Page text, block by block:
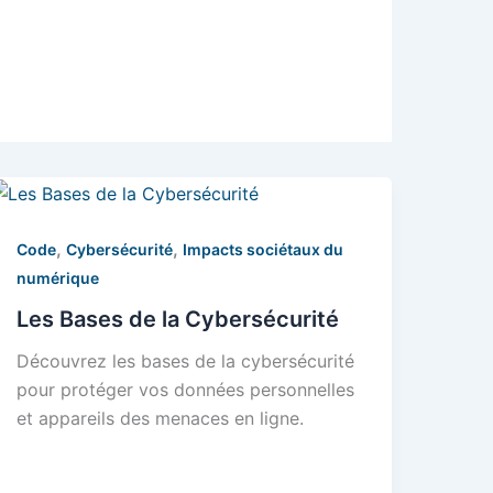
Code, Cybersécurité, Impacts sociétaux du
numérique
Les Bases de la Cybersécurité
Découvrez les bases de la cybersécurité
pour protéger vos données personnelles
et appareils des menaces en ligne.